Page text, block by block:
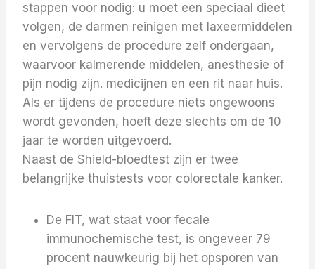
stappen voor nodig: u moet een speciaal dieet
volgen, de darmen reinigen met laxeermiddelen
en vervolgens de procedure zelf ondergaan,
waarvoor kalmerende middelen, anesthesie of
pijn nodig zijn. medicijnen en een rit naar huis.
Als er tijdens de procedure niets ongewoons
wordt gevonden, hoeft deze slechts om de 10
jaar te worden uitgevoerd.
Naast de Shield-bloedtest zijn er twee
belangrijke thuistests voor colorectale kanker.
De FIT, wat staat voor fecale
immunochemische test, is ongeveer 79
procent nauwkeurig bij het opsporen van